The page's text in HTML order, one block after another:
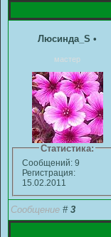
Люсинда_S •
мастер
Статистика:
Сообщений: 9
Регистрация:
15.02.2011
Сообщение # 3